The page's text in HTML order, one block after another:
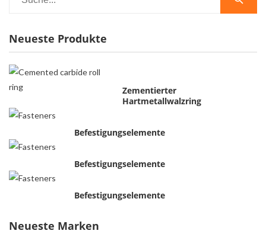
Neueste Produkte
Zementierter
Hartmetallwalzring
Befestigungselemente
Befestigungselemente
Befestigungselemente
Neueste Marken